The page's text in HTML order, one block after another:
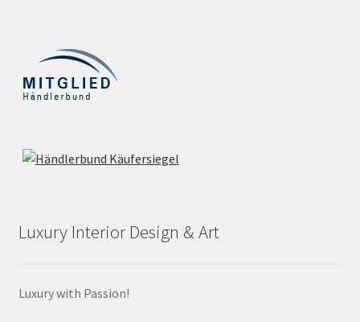
Luxury Interior Design & Art
Luxury with Passion!